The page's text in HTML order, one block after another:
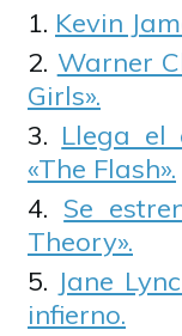
Kevin
Warner
Girls».
Llega el
«The Flash».
Se
Theory».
Jane
infierno.